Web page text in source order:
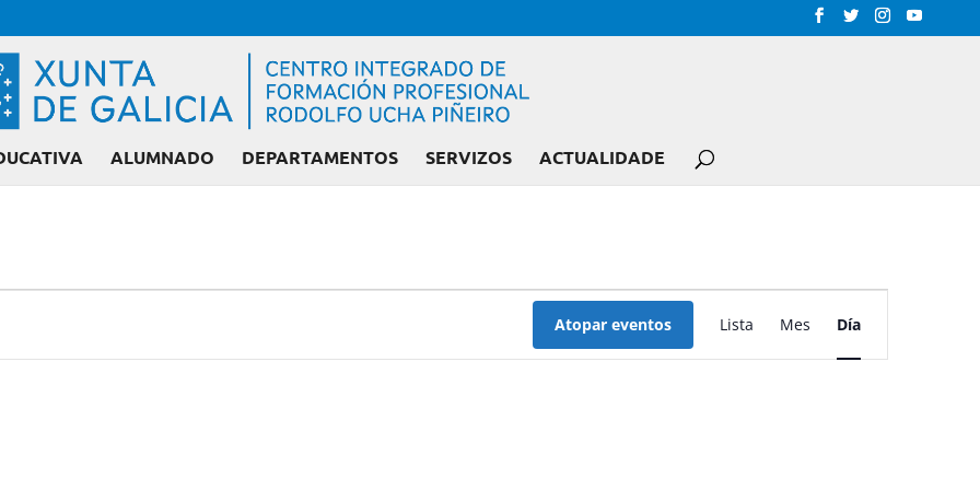
ALUMNADO DEPARTAMENTOS SERVIZOS ACTUALIDADE
Atopar eventos
NAVEGACIÓN
DE
VISTAS
Lista Mes Día